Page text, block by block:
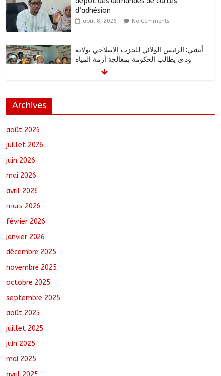
d’adhésion
août 8, 2026 No Comments
أبشي: الرئيس الولائي للحزب الإصلاحي بولاية
وداي يطالب الحكومة بمعالجة أزمة المياه
au marché moderne
Archives
août 2026
juillet 2026
juin 2026
mai 2026
avril 2026
mars 2026
février 2026
janvier 2026
décembre 2025
novembre 2025
octobre 2025
septembre 2025
août 2025
juillet 2025
juin 2025
mai 2025
avril 2025